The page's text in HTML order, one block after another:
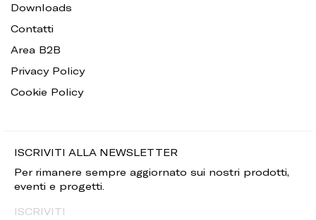
Downloads
Contatti
Area B2B
Privacy Policy
Cookie Policy
ISCRIVITI ALLA NEWSLETTER
Per rimanere sempre aggiornato sui nostri prodotti,
eventi e progetti.
ISCRIVITI